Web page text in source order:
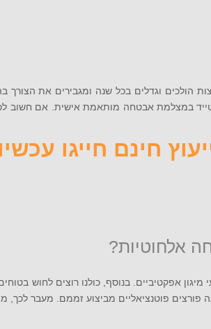
הולכים וגדלים בכל שנה ומגבירים את
חינם חייגו עכשיו: 072-256-
אפקטיביים. בנוסף, כולנו רוצים לחוש
פוטנציאליים מביצוע זממם. מעבר לכך,